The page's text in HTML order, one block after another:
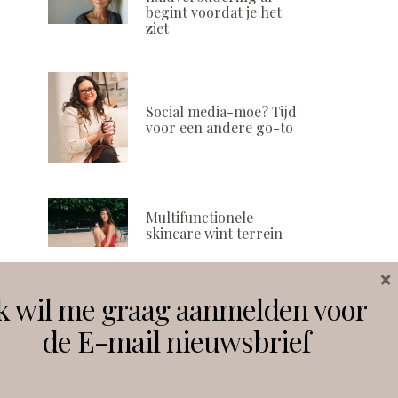
begint voordat je het
ziet
Social media-moe? Tijd
voor een andere go-to
Multifunctionele
skincare wint terrein
Volg ons
wil me graag aanmelden voor
de E-mail nieuwsbrief
×